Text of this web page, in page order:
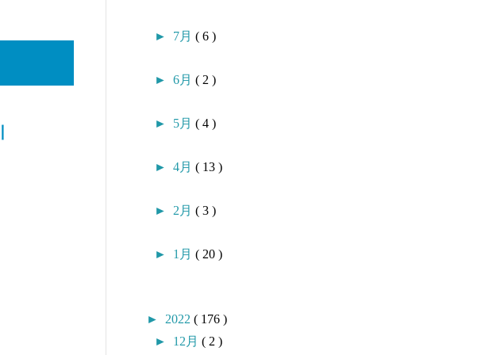
► 7月 ( 6 )
► 6月 ( 2 )
► 5月 ( 4 )
► 4月 ( 13 )
► 2月 ( 3 )
► 1月 ( 20 )
► 2022 ( 176 )
► 12月 ( 2 )